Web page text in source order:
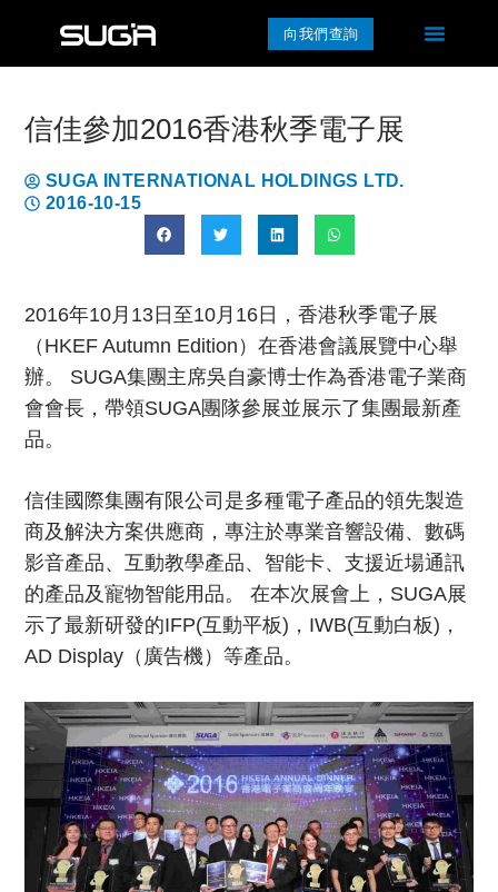
向我們查詢
信佳參加2016香港秋季電子展
SUGA INTERNATIONAL HOLDINGS LTD.
2016-10-15
2016年10月13日至10月16日，香港秋季電子展
（HKEF Autumn Edition）在香港會議展覽中心舉
辦。 SUGA集團主席吳自豪博士作為香港電子業商
會會長，帶領SUGA團隊參展並展示了集團最新產
品。
信佳國際集團有限公司是多種電子產品的領先製造
商及解決方案供應商，專注於專業音響設備、數碼
影音產品、互動教學產品、智能卡、支援近場通訊
的產品及寵物智能用品。 在本次展會上，SUGA展
示了最新研發的IFP(互動平板)，IWB(互動白板)，
AD Display（廣告機）等產品。